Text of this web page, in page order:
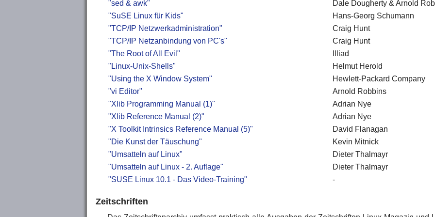
"sed & awk"
Dale Dougherty & Arnold
"SuSE Linux für Kids"
Hans-Georg Schumann
"TCP/IP Netzwerkadministration"
Craig Hunt
"TCP/IP Netzanbindung von PC's"
Craig Hunt
"The Root of All Evil"
Illiad
"Linux-Unix-Shells"
Helmut Herold
"Using the X Window System"
Hewlett-Packard Company
"vi Editor"
Arnold Robbins
"Xlib Programming Manual (1)"
Adrian Nye
"Xlib Reference Manual (2)"
Adrian Nye
"X Toolkit Intrinsics Reference Manual (5)"
David Flanagan
"Die Kunst der Täuschung"
Kevin Mitnick
"Umsatteln auf Linux"
Dieter Thalmayr
"Umsatteln auf Linux - 2. Auflage"
Dieter Thalmayr
"SUSE Linux 10.1 - Das Video-Training"
-
Zeitschriften